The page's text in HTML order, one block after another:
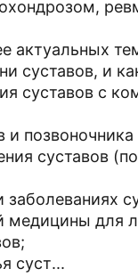
актуальных
суставов, и
суставов с
и
суставов
для
суст...